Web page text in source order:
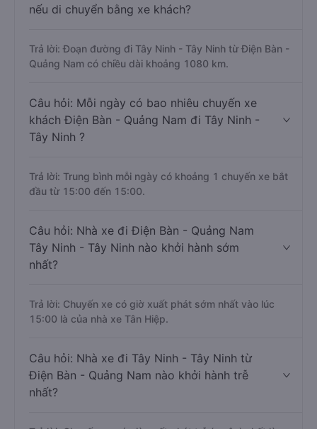
nếu di chuyển bằng xe khách?
Trả lời: Đoạn đường đi Tây Ninh - Tây Ninh từ Điện Bàn -
Quảng Nam có chiều dài khoảng 1080 km.
Câu hỏi: Mỗi ngày có bao nhiêu chuyến xe
khách Điện Bàn - Quảng Nam đi Tây Ninh -
Tây Ninh ?
Trả lời: Trung bình mỗi ngày có khoảng 1 chuyến xe bắt
đầu từ 15:00 đến 15:00.
Câu hỏi: Nhà xe đi Điện Bàn - Quảng Nam
Tây Ninh - Tây Ninh nào khởi hành sớm
nhất?
Trả lời: Chuyến xe có giờ xuất phát sớm nhất vào lúc
15:00 là của nhà xe Tân Hiệp.
Câu hỏi: Nhà xe đi Tây Ninh - Tây Ninh từ
Điện Bàn - Quảng Nam nào khởi hành trễ
nhất?